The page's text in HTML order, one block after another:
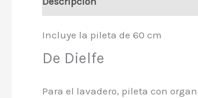
Incluye la pileta de 60 cm
De Dielfe
Para el lavadero, pileta con